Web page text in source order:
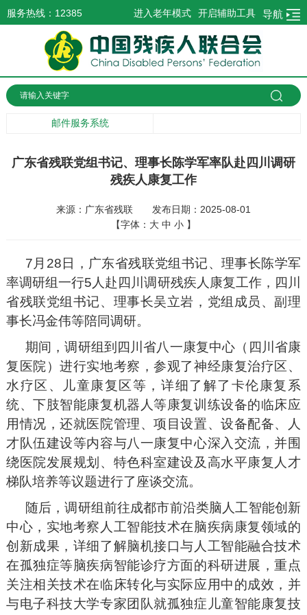
服务热线：12385 导航
开启辅助工具
进入老年模式
邮件服务系统
广东省残联党组书记、理事长陈学军率队赴四川调研
残疾人康复工作
来源：广东省残联
发布日期：2025-08-01
【字体： 大 中 小 】
7月28日，广东省残联党组书记、理事长陈学军
率调研组一行5人赴四川调研残疾人康复工作，四川
省残联党组书记、理事长吴立岩，党组成员、副理
事长冯金伟等陪同调研。
期间，调研组到四川省八一康复中心（四川省康
复医院）进行实地考察，参观了神经康复治疗区、
水疗区、儿童康复区等，详细了解了卡伦康复系
统、下肢智能康复机器人等康复训练设备的临床应
用情况，还就医院管理、项目设置、设备配备、人
才队伍建设等内容与八一康复中心深入交流，并围
绕医院发展规划、特色科室建设及高水平康复人才
梯队培养等议题进行了座谈交流。
随后，调研组前往成都市前沿类脑人工智能创新
中心，实地考察人工智能技术在脑疾病康复领域的
创新成果，详细了解脑机接口与人工智能融合技术
在孤独症等脑疾病智能诊疗方面的科研进展，重点
关注相关技术在临床转化与实际应用中的成效，并
与电子科技大学专家团队就孤独症儿童智能康复技